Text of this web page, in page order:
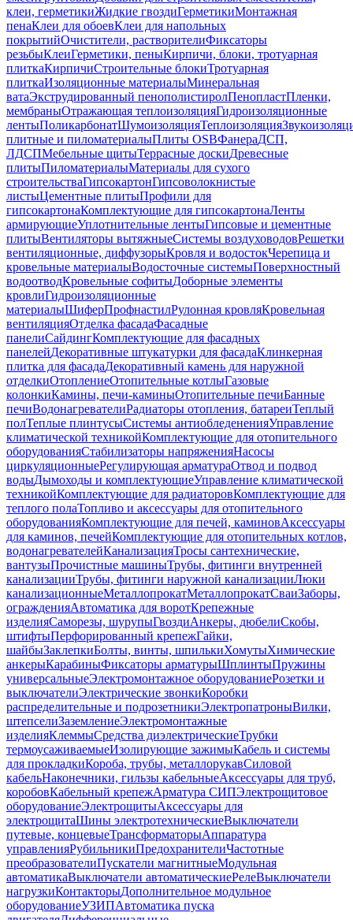
клеи, герметикиЖидкие гвоздиГерметикиМонтажная
пенаКлеи для обоевКлеи для напольных
покрытийОчистители, растворителиФиксаторы
резьбыКлеиГерметики, пеныКирпичи, блоки, тротуарная
плиткаКирпичиСтроительные блокиТротуарная
плиткаИзоляционные материалыМинеральная
ватаЭкструдированный пенополистиролПенопластПленки,
мембраныОтражающая теплоизоляцияГидроизоляционные
лентыПоликарбонатШумоизоляцияТеплоизоляция
плитные и пиломатериалыПлиты OSBФанераДСП,
ЛДСПМебельные щитыТеррасные доскиДревесные
плитыПиломатериалыМатериалы для сухого
строительстваГипсокартонГипсоволокнистые
листыЦементные плитыПрофили для
гипсокартонаКомплектующие для гипсокартонаЛенты
армирующиеУплотнительные лентыГипсовые и цементные
плитыВентиляторы вытяжныеСистемы воздуховодовРешетки
вентиляционные, диффузорыКровля и водостокЧерепица и
кровельные материалыВодосточные системыПоверхностный
водоотводКровельные софитыДоборные элементы
кровлиГидроизоляционные
материалыШиферПрофнастилРулонная кровляКровельная
вентиляцияОтделка фасадаФасадные
панелиСайдингКомплектующие для фасадных
панелейДекоративные штукатурки для фасадаКлинкерная
плитка для фасадаДекоративный камень для наружной
отделкиОтоплениеОтопительные котлыГазовые
колонкиКамины, печи-каминыОтопительные печиБанные
печиВодонагревателиРадиаторы отопления, батареиТеплый
полТеплые плинтусыСистемы антиобледененияУправление
климатической техникойКомплектующие для отопительного
оборудованияСтабилизаторы напряженияНасосы
циркуляционныеРегулирующая арматураОтвод и подвод
водыДымоходы и комплектующиеУправление климатической
техникойКомплектующие для радиаторовКомплектующие для
теплого полаТопливо и аксессуары для отопительного
оборудованияКомплектующие для печей, каминовАксессуары
для каминов, печейКомплектующие для отопительных котлов,
водонагревателейКанализацияТросы сантехнические,
вантузыПрочистные машиныТрубы, фитинги внутренней
канализацииТрубы, фитинги наружной канализацииЛюки
канализационныеМеталлопрокатМеталлопрокатСваиЗаборы,
огражденияАвтоматика для воротКрепежные
изделияСаморезы, шурупыГвоздиАнкеры, дюбелиСкобы,
штифтыПерфорированный крепежГайки,
шайбыЗаклепкиБолты, винты, шпилькиХомутыХимические
анкерыКарабиныФиксаторы арматурыШплинтыПружины
универсальныеЭлектромонтажное оборудованиеРозетки и
выключателиЭлектрические звонкиКоробки
распределительные и подрозетникиЭлектропатроныВилки,
штепселиЗаземлениеЭлектромонтажные
изделияКлеммыСредства диэлектрическиеТрубки
термоусаживаемыеИзолирующие зажимыКабель и системы
для прокладкиКороба, трубы, металлорукавСиловой
кабельНаконечники, гильзы кабельныеАксессуары для труб,
коробовКабельный крепежАрматура СИПЭлектрощитовое
оборудованиеЭлектрощитыАксессуары для
электрощитаШины электротехническиеВыключатели
путевые, концевыеТрансформаторыАппаратура
управленияРубильникиПредохранителиЧастотные
преобразователиПускатели магнитныеМодульная
автоматикаВыключатели автоматическиеРелеВыключатели
нагрузкиКонтакторыДополнительное модульное
оборудованиеУЗИПАвтоматика пуска